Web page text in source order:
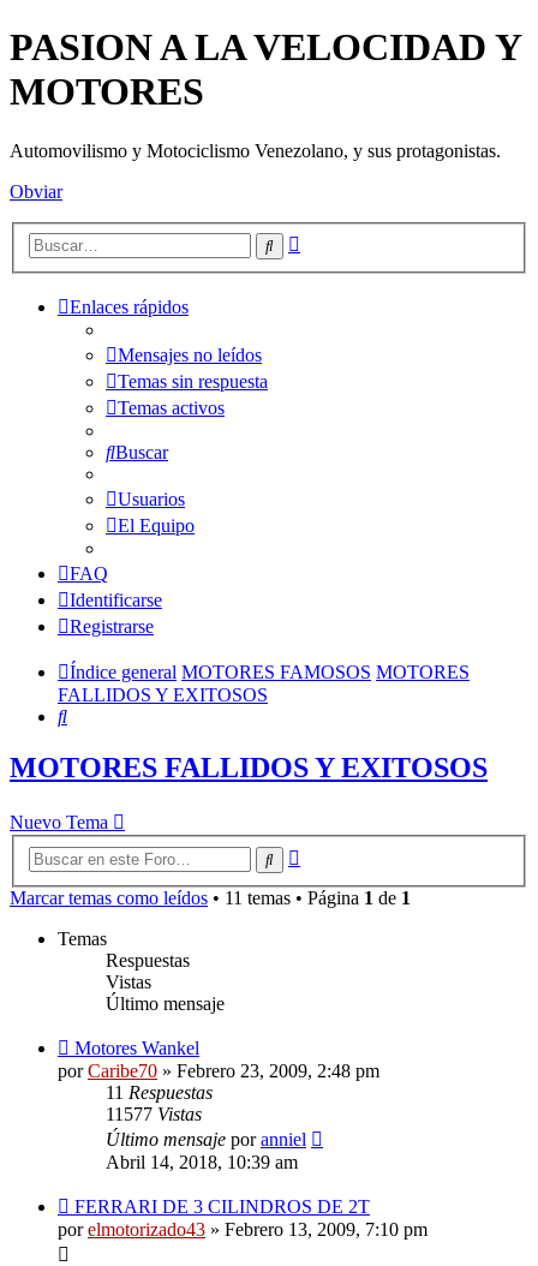
PASION A LA VELOCIDAD Y
MOTORES
Automovilismo y Motociclismo Venezolano, y sus protagonistas.
Obviar
Buscar
Enlaces rápidos
Mensajes no leídos
Temas sin respuesta
Temas activos
Buscar
Usuarios
El Equipo
FAQ
Identificarse
Registrarse
Índice general MOTORES FAMOSOS MOTORES
FALLIDOS Y EXITOSOS
Buscar
MOTORES FALLIDOS Y EXITOSOS
Nuevo Tema
Buscar
Marcar temas como leídos • 11 temas • Página 1 de 1
Temas
Respuestas
Vistas
Último mensaje
Motores Wankel
porCaribe70 » Febrero 23, 2009, 2:48 pm
11 Respuestas
11577 Vistas
Último mensaje poranniel
Abril 14, 2018, 10:39 am
FERRARI DE 3 CILINDROS DE 2T
porelmotorizado43 » Febrero 13, 2009, 7:10 pm